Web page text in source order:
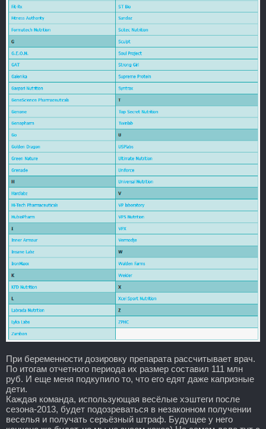
При беременности дозировку препарата рассчитывает врач.
По итогам отчетного периода их размер составил 111 млн
руб. И еще меня подкупило то, что его едят даже капризные
дети.
Каждая команда, использующая весёлые хэштеги после
сезона-2013, будет подозреваться в незаконном получении
веселья и получать серьёзный штраф. Будущее у него